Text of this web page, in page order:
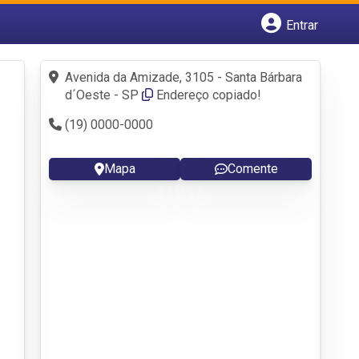
Entrar
Fazer login
Criar conta
Avenida da Amizade, 3105 - Santa Bárbara
d´Oeste - SP
Endereço copiado!
(19) 0000-0000
Mapa Comente